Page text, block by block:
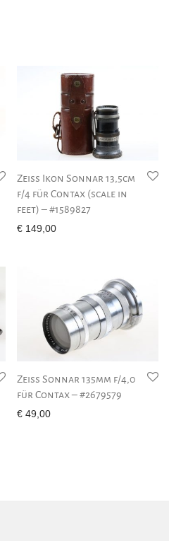
Zeiss Ikon Sonnar 13,5cm
f/4 für Contax (scale in
feet) – #1589827
€ 149,00
Zeiss Sonnar 135mm f/4,0
für Contax – #2679579
€ 49,00